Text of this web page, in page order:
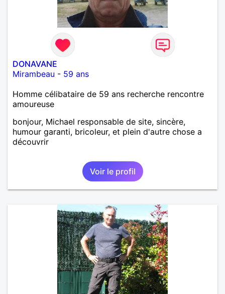
DONAVANE
Mirambeau - 59 ans
Homme célibataire de 59 ans recherche rencontre
amoureuse
bonjour, Michael responsable de site, sincère,
humour garanti, bricoleur, et plein d'autre chose a
découvrir
Voir le profil